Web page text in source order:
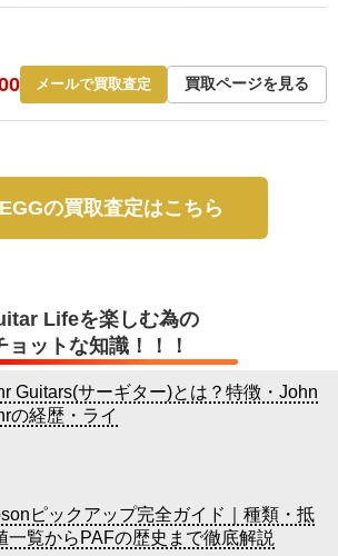
メールで買取査定 買取ページを見る
の買取査定はこちら
Lifeを楽しむ為の
ョットな知識！！！
Guitars(サーギター)とは？特徴・John
の経歴・ライ
ピックアップ完全ガイド｜種類・抵
一覧からPAFの歴史まで徹底解説